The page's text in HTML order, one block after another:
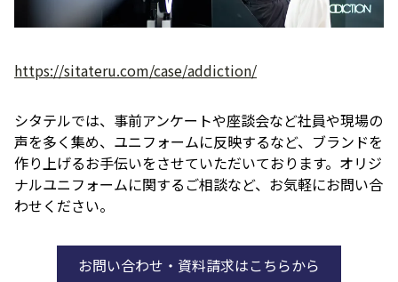
https://sitateru.com/case/addiction/
シタテルでは、事前アンケートや座談会など社員や現場の
声を多く集め、ユニフォームに反映するなど、ブランドを
作り上げるお手伝いをさせていただいております。オリジ
ナルユニフォームに関するご相談など、お気軽にお問い合
わせください。
お問い合わせ・資料請求はこちらから